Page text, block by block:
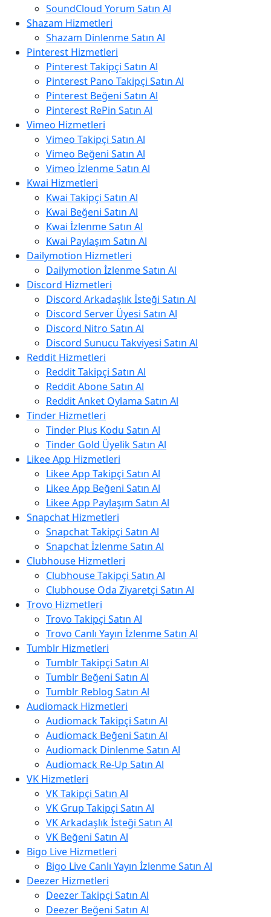
SoundCloud Yorum Satın Al
Shazam Hizmetleri
Shazam Dinlenme Satın Al
Pinterest Hizmetleri
Pinterest Takipçi Satın Al
Pinterest Pano Takipçi Satın Al
Pinterest Beğeni Satın Al
Pinterest RePin Satın Al
Vimeo Hizmetleri
Vimeo Takipçi Satın Al
Vimeo Beğeni Satın Al
Vimeo İzlenme Satın Al
Kwai Hizmetleri
Kwai Takipçi Satın Al
Kwai Beğeni Satın Al
Kwai İzlenme Satın Al
Kwai Paylaşım Satın Al
Dailymotion Hizmetleri
Dailymotion İzlenme Satın Al
Discord Hizmetleri
Discord Arkadaşlık İsteği Satın Al
Discord Server Üyesi Satın Al
Discord Nitro Satın Al
Discord Sunucu Takviyesi Satın Al
Reddit Hizmetleri
Reddit Takipçi Satın Al
Reddit Abone Satın Al
Reddit Anket Oylama Satın Al
Tinder Hizmetleri
Tinder Plus Kodu Satın Al
Tinder Gold Üyelik Satın Al
Likee App Hizmetleri
Likee App Takipçi Satın Al
Likee App Beğeni Satın Al
Likee App Paylaşım Satın Al
Snapchat Hizmetleri
Snapchat Takipçi Satın Al
Snapchat İzlenme Satın Al
Clubhouse Hizmetleri
Clubhouse Takipçi Satın Al
Clubhouse Oda Ziyaretçi Satın Al
Trovo Hizmetleri
Trovo Takipçi Satın Al
Trovo Canlı Yayın İzlenme Satın Al
Tumblr Hizmetleri
Tumblr Takipçi Satın Al
Tumblr Beğeni Satın Al
Tumblr Reblog Satın Al
Audiomack Hizmetleri
Audiomack Takipçi Satın Al
Audiomack Beğeni Satın Al
Audiomack Dinlenme Satın Al
Audiomack Re-Up Satın Al
VK Hizmetleri
VK Takipçi Satın Al
VK Grup Takipçi Satın Al
VK Arkadaşlık İsteği Satın Al
VK Beğeni Satın Al
Bigo Live Hizmetleri
Bigo Live Canlı Yayın İzlenme Satın Al
Deezer Hizmetleri
Deezer Takipçi Satın Al
Deezer Beğeni Satın Al